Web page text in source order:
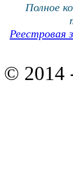
Полное
Реестровая
© 2014